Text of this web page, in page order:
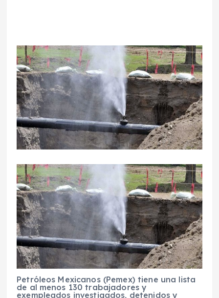
Petróleos Mexicanos (Pemex) tiene una lista
de al menos 130 trabajadores y
exempleados investigados, detenidos y